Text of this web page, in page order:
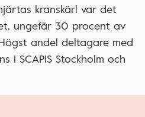
kranskärl var det
ungefär 30 procent av
andel deltagare med
i SCAPIS Stockholm och